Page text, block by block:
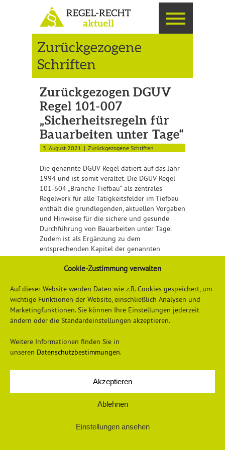
Cookie-Zustimmung verwalten
Auf dieser Website werden Daten wie z.B. Cookies gespeichert, um
wichtige Funktionen der Website, einschließlich Analysen und
Marketingfunktionen. Sie können Ihre Einstellungen jederzeit
ändern oder die Standardeinstellungen akzeptieren.
Weitere Informationen finden Sie in
unseren Datenschutzbestimmungen.
Akzeptieren
Ablehnen
Einstellungen ansehen
Zurückgezogene
Schriften
Zurückgezogen DGUV
Regel 101-007
„Sicherheitsregeln für
Bauarbeiten unter Tage“
3. August 2021 Zurückgezogene Schriften
Die genannte DGUV Regel datiert auf das Jahr
1994 und ist somit veraltet. Die DGUV Regel
101-604 „Branche Tiefbau“ als zentrales
Regelwerk für alle Tätigkeitsfelder im Tiefbau
enthält die grundlegenden, aktuellen Vorgaben
und Hinweise für die sichere und gesunde
Durchführung von Bauarbeiten unter Tage.
Zudem ist als Ergänzung zu dem
entsprechenden Kapitel der genannten
Branchenregel die Erstellung einer DGUV
Information mit detaillierteren Informationen
Datenschutzerklärung Impressum
© 2026 Universum Verlag